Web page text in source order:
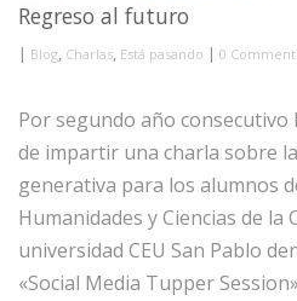
Regreso al futuro
| Blog, Charlas, Está pasando | 0
Por segundo año
de impartir una charla sobre
generativa para los alumnos
Humanidades y Ciencias de la
universidad CEU San Pablo
«Social Media Tupper